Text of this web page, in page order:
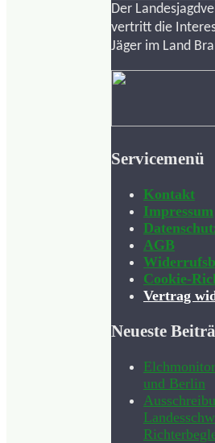
Der
vertritt die
Jäger im Land
Servicemenü
Kontakt
Impressum
AGB
Cookie-
Vertrag
Neueste
und Berlin